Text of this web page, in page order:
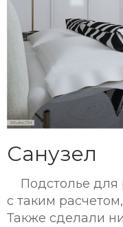
Санузел
Подстолье для
с таким
Также сделали